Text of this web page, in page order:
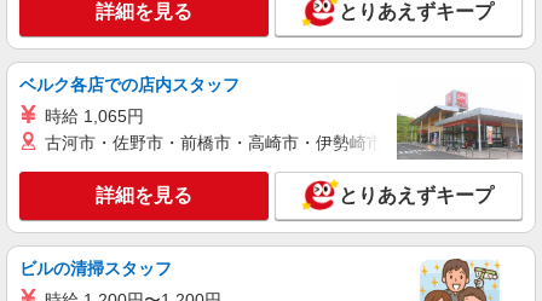
株式会社HITOWA フードサービスカンパニー
福祉施設での調理師【正社員】
レビー八千代 （千葉県八千代市大和田新田
408-12）
キープ 詳細を見る
正社員
詳細を見る とりあえずキープ
ベルク各店での店内スタッフ
時給 1,065円
古河市・佐野市・前橋市・高崎市・伊勢崎市・太田市・館林市
詳細を見る とりあえずキープ
ビルの清掃スタッフ